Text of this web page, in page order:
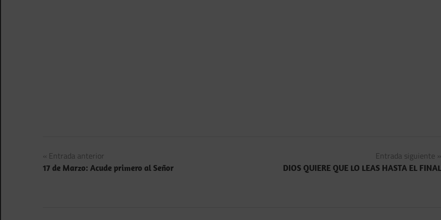
Navegación
de
Entrada anterior
17 de Marzo: Acude primero al Señor
Entrada siguiente
DIOS QUIERE QUE LO LEAS HASTA EL FINAL